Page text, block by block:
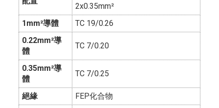
2x0.35mm²
1mm²導體
TC 19/0.26
0.22mm²導
體
TC 7/0.20
0.35mm²導
體
TC 7/0.25
絕緣
FEP化合物